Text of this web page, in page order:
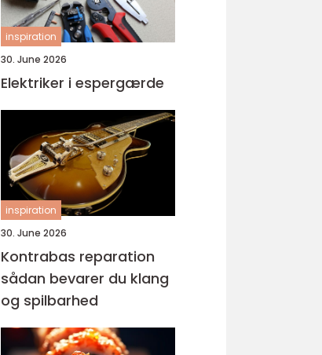
inspiration
30. June 2026
Elektriker i espergærde
inspiration
30. June 2026
Kontrabas reparation
sådan bevarer du klang
og spilbarhed